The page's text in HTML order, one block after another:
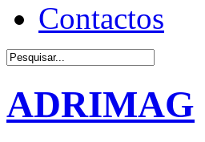
Contactos
ADRIMAG